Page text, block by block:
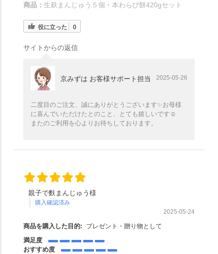
商品： 生麸まんじゅう５個・本わらび餅420gセット
役に立った 0
サイトからの返信
京みずは お客様サポート担当 2025-05-26
二度目のご注文、誠にありがとうございます✨️お母様
に喜んでいただけたとのこと、とても嬉しいです☺️
またのご利用を心よりお待ちしております。
親子で麩まんじゅう様
購入確認済み
2025-05-24
商品を購入した目的:
プレゼント・贈り物として
満足度
おすすめ度